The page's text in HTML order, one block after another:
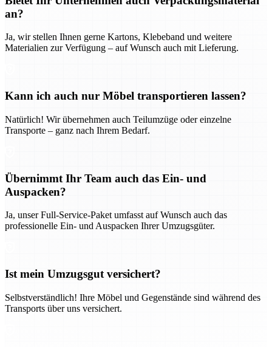
an?
Ja, wir stellen Ihnen gerne Kartons, Klebeband und weitere
Materialien zur Verfügung – auf Wunsch auch mit Lieferung.
Kann ich auch nur Möbel transportieren lassen?
Natürlich! Wir übernehmen auch Teilumzüge oder einzelne
Transporte – ganz nach Ihrem Bedarf.
Übernimmt Ihr Team auch das Ein- und
Auspacken?
Ja, unser Full-Service-Paket umfasst auf Wunsch auch das
professionelle Ein- und Auspacken Ihrer Umzugsgüter.
Ist mein Umzugsgut versichert?
Selbstverständlich! Ihre Möbel und Gegenstände sind während des
Transports über uns versichert.